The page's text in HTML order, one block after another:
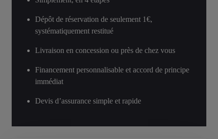
Dépôt de réservation de seulement 1€,
systématiquement restitué
Livraison en concession ou près de chez vous
Financement personnalisable et accord de principe
immédiat
Devis d’assurance simple et rapide